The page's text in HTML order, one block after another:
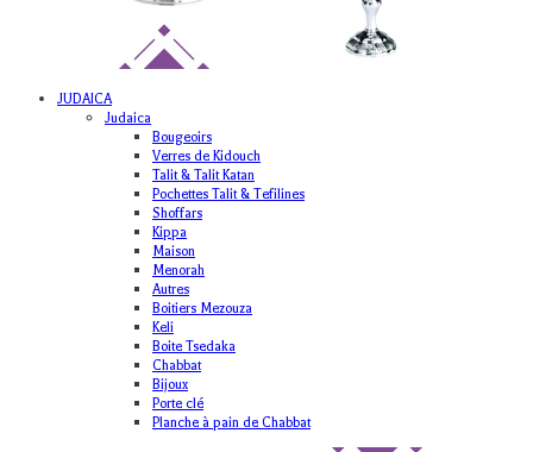
JUDAICA
Judaica
Bougeoirs
Verres de Kidouch
Talit & Talit Katan
Pochettes Talit & Tefilines
Shoffars
Kippa
Maison
Menorah
Autres
Boitiers Mezouza
Keli
Boite Tsedaka
Chabbat
Bijoux
Porte clé
Planche à pain de Chabbat